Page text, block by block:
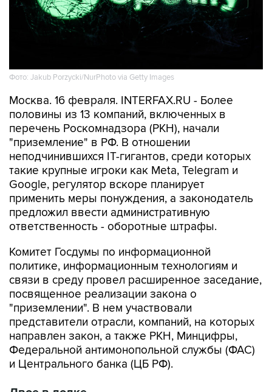
Фото: Jakub Porzycki/NurPhoto via Getty Images
Москва. 16 февраля. INTERFAX.RU - Более
половины из 13 компаний, включенных в
перечень Роскомнадзора (РКН), начали
"приземление" в РФ. В отношении
неподчинившихся IT-гигантов, среди которых
такие крупные игроки как Meta, Telegram и
Google, регулятор вскоре планирует
применить меры понуждения, а законодатель
предложил ввести административную
ответственность - оборотные штрафы.
Комитет Госдумы по информационной
политике, информационным технологиям и
связи в среду провел расширенное заседание,
посвященное реализации закона о
"приземлении". В нем участвовали
представители отрасли, компаний, на которых
направлен закон, а также РКН, Минцифры,
Федеральной антимонопольной службы (ФАС)
и Центрального банка (ЦБ РФ).